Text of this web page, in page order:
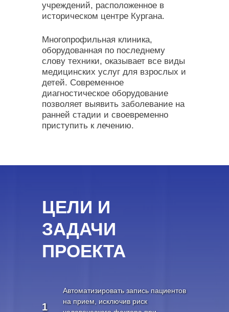
учреждений, расположенное в
историческом центре Кургана.
Многопрофильная клиника,
оборудованная по последнему
слову техники, оказывает все виды
медицинских услуг для взрослых и
детей. Современное
диагностическое оборудование
позволяет выявить заболевание на
ранней стадии и своевременно
приступить к лечению.
ЦЕЛИ И
ЗАДАЧИ
ПРОЕКТА
1
Автоматизировать запись пациентов
на прием, исключив риск